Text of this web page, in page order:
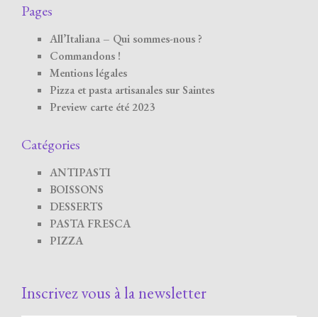
Pages
All’Italiana – Qui sommes-nous ?
Commandons !
Mentions légales
Pizza et pasta artisanales sur Saintes
Preview carte été 2023
Catégories
ANTIPASTI
BOISSONS
DESSERTS
PASTA FRESCA
PIZZA
Inscrivez vous à la newsletter